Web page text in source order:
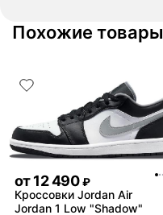
баскетбольных кроссовок
Похожие товары
от12 490 ₽
Кроссовки Jordan Air
Jordan 1 Low "Shadow"